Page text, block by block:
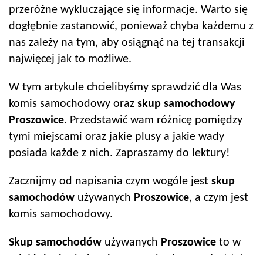
przeróżne wykluczające się informacje. Warto się
dogłębnie zastanowić, ponieważ chyba każdemu z
nas zależy na tym, aby osiągnąć na tej transakcji
najwięcej jak to możliwe.
W tym artykule chcielibyśmy sprawdzić dla Was
komis samochodowy oraz skup samochodowy
Proszowice. Przedstawić wam różnicę pomiędzy
tymi miejscami oraz jakie plusy a jakie wady
posiada każde z nich. Zapraszamy do lektury!
Zacznijmy od napisania czym wogóle jest skup
samochodów używanych Proszowice, a czym jest
komis samochodowy.
Skup samochodów używanych Proszowice to w